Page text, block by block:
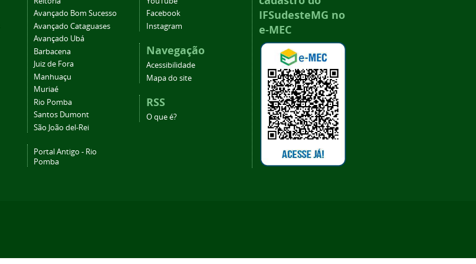
Avançado Bom Sucesso
Avançado Cataguases
Avançado Ubá
Barbacena
Juiz de Fora
Manhuaçu
Muriaé
Rio Pomba
Santos Dumont
São João del-Rei
Portal Antigo - Rio
Pomba
Facebook
Instagram
Navegação
Acessibilidade
Mapa do site
RSS
O que é?
IFSudesteMG no
e-MEC